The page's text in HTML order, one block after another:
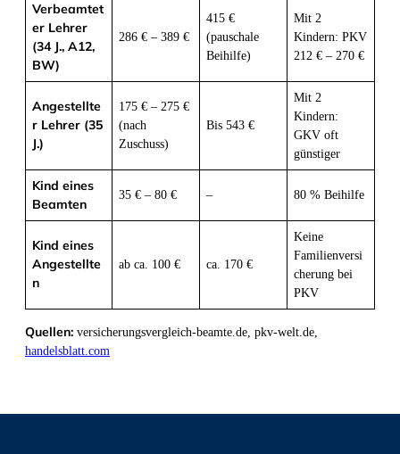
Verbeamtet
er Lehrer
(34 J., A12,
BW)
286 € – 389 €
415 €
(pauschale
Beihilfe)
Mit 2
Kindern: PKV
212 € – 270 €
Angestellte
r Lehrer (35
J.)
175 € – 275 €
(nach
Zuschuss)
Bis 543 €
Mit 2
Kindern:
GKV oft
günstiger
Kind eines
Beamten
35 € – 80 € – 80 % Beihilfe
Kind eines
Angestellte
n
ab ca. 100 € ca. 170 €
Keine
Familienversi
cherung bei
PKV
Quellen: versicherungsvergleich-beamte.de, pkv-welt.de,
handelsblatt.com